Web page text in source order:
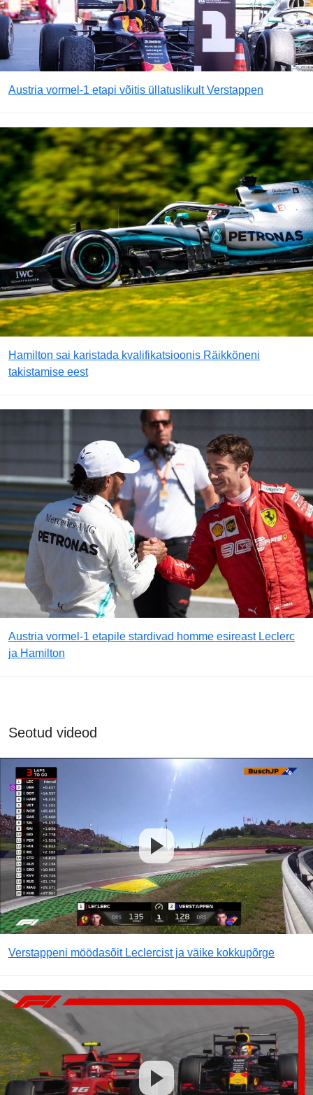
Austria vormel-1 etapi võitis üllatuslikult Verstappen
Hamilton sai karistada kvalifikatsioonis Räikköneni
takistamise eest
Austria vormel-1 etapile stardivad homme esireast Leclerc
ja Hamilton
Seotud videod
Verstappeni möödasõit Leclercist ja väike kokkupõrge